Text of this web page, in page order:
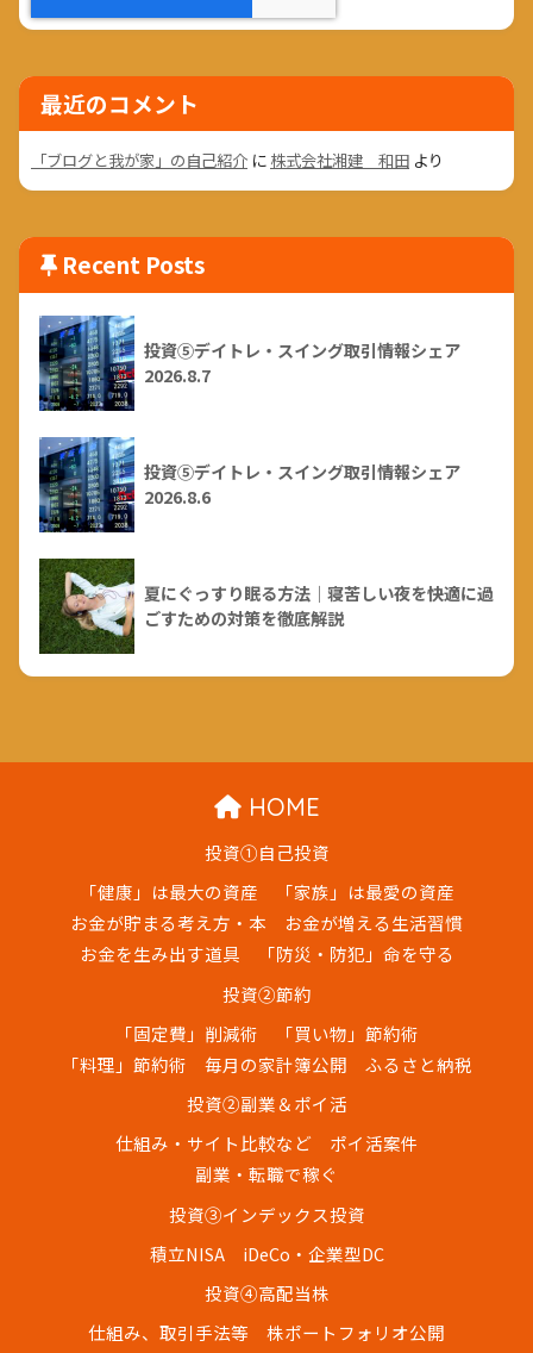
最近のコメント
「ブログと我が家」の自己紹介 に 株式会社湘建 和田 より
Recent Posts
投資⑤デイトレ・スイング取引情報シェア
2026.8.7
投資⑤デイトレ・スイング取引情報シェア
2026.8.6
夏にぐっすり眠る方法｜寝苦しい夜を快適に過
ごすための対策を徹底解説
HOME
投資①自己投資
「健康」は最大の資産
「家族」は最愛の資産
お金が貯まる考え方・本
お金が増える生活習慣
お金を生み出す道具
「防災・防犯」命を守る
投資②節約
「固定費」削減術
「買い物」節約術
「料理」節約術
毎月の家計簿公開
ふるさと納税
投資②副業＆ポイ活
仕組み・サイト比較など
ポイ活案件
副業・転職で稼ぐ
投資③インデックス投資
積立NISA
iDeCo・企業型DC
投資④高配当株
仕組み、取引手法等
株ポートフォリオ公開